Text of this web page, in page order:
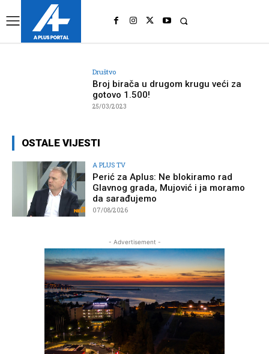
Društvo
Broj birača u drugom krugu veći za
gotovo 1.500!
25/03/2023
OSTALE VIJESTI
A PLUS TV
Perić za Aplus: Ne blokiramo rad
Glavnog grada, Mujović i ja moramo
da sarađujemo
07/08/2026
- Advertisement -